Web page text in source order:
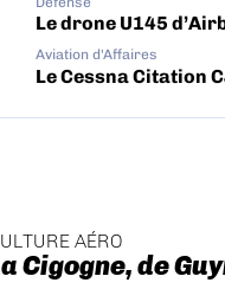
Le drone U145
Aviation d'Affaires
Le Cessna Citation
AÉRO
Cigogne, de